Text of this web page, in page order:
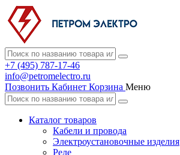
+7 (495) 787-17-46
info@petromelectro.ru
Позвонить Кабинет Корзина Меню
Каталог товаров
Кабели и провода
Электроустановочные изделия
Реле